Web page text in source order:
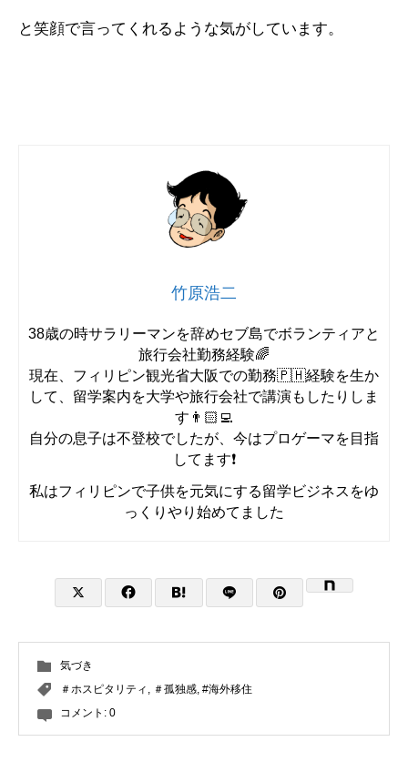
と笑顔で言ってくれるような気がしています。
竹原浩二
38歳の時サラリーマンを辞めセブ島でボランティアと
旅行会社勤務経験🌈
現在、フィリピン観光省大阪での勤務🇵🇭経験を生か
して、留学案内を大学や旅行会社で講演もしたりしま
す👨🏻‍💻
自分の息子は不登校でしたが、今はプロゲーマを目指
してます❗️
私はフィリピンで子供を元気にする留学ビジネスをゆ
っくりやり始めてました
気づき
＃ホスピタリティ , ＃孤独感, #海外移住
コメント: 0